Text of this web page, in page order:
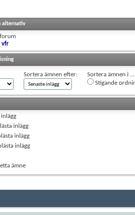
alternativ
vfr
Sortera ämnen efter:
Sortera ämnen i ...
Stigande
inlägg
inlägg
inlägg
ämne